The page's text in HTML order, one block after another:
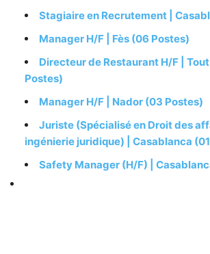
Stagiaire en Recrutement |
Manager H/F | Fès (06 Postes)
Directeur de Restaurant H/F |
Postes)
Manager H/F | Nador (03 Postes)
Juriste (Spécialisé en Droit des
ingénierie juridique) | Casablanca
Safety Manager (H/F) |